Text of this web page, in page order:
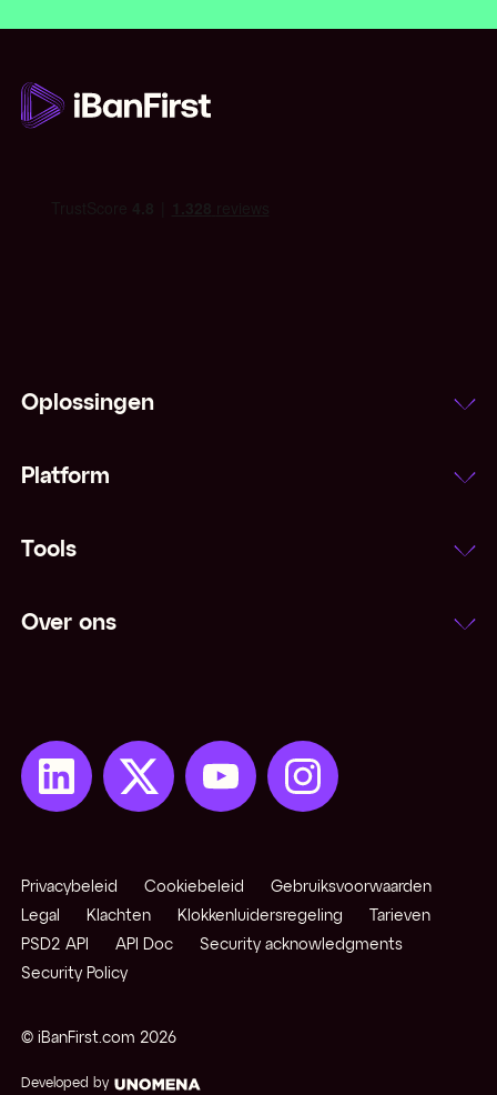
Oplossingen
Platform
Tools
Over ons
© iBanFirst.com 2026
Developed by
Privacybeleid Cookiebeleid
Gebruiksvoorwaarden
Legal
Klachten Klokkenluidersregeling
Tarieven
PSD2 API
API Doc
Security acknowledgments
Security Policy